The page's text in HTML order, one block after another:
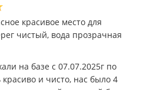
красивое место для
чистый, вода прозрачная
на базе с 07.07.2025г по
красиво и чисто, нас было 4